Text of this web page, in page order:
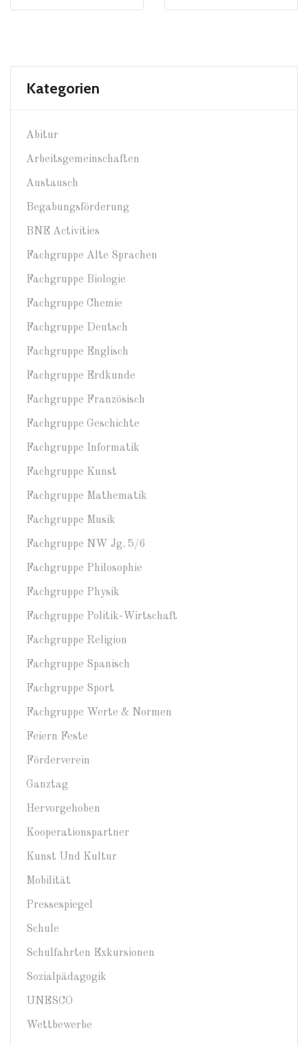
Kategorien
Abitur
Arbeitsgemeinschaften
Austausch
Begabungsförderung
BNE Activities
Fachgruppe Alte Sprachen
Fachgruppe Biologie
Fachgruppe Chemie
Fachgruppe Deutsch
Fachgruppe Englisch
Fachgruppe Erdkunde
Fachgruppe Französisch
Fachgruppe Geschichte
Fachgruppe Informatik
Fachgruppe Kunst
Fachgruppe Mathematik
Fachgruppe Musik
Fachgruppe NW Jg. 5/6
Fachgruppe Philosophie
Fachgruppe Physik
Fachgruppe Politik-Wirtschaft
Fachgruppe Religion
Fachgruppe Spanisch
Fachgruppe Sport
Fachgruppe Werte & Normen
Feiern Feste
Förderverein
Ganztag
Hervorgehoben
Kooperationspartner
Kunst Und Kultur
Mobilität
Pressespiegel
Schule
Schulfahrten Exkursionen
Sozialpädagogik
UNESCO
Wettbewerbe